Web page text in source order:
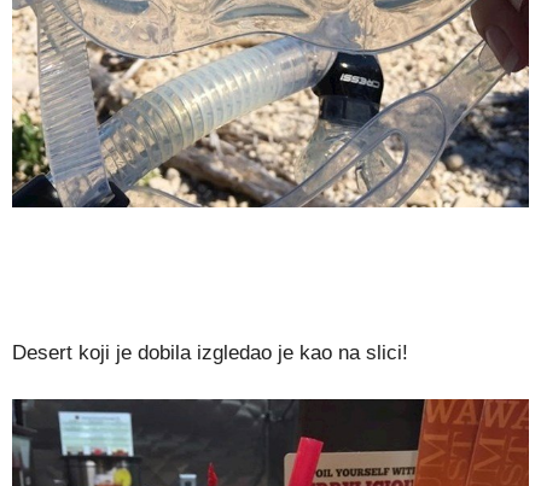
Desert koji je dobila izgledao je kao na slici!